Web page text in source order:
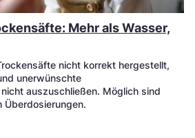
Mehr als Wasser,
nicht korrekt hergestellt,
unerwünschte
auszuschließen. Möglich sind
Überdosierungen.